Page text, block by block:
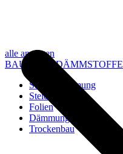
alle anzeigen
BAU- UND DÄMMSTOFFE
Steico Dämmung
Steico Zubehör
Folien
Dämmung
Trockenbau